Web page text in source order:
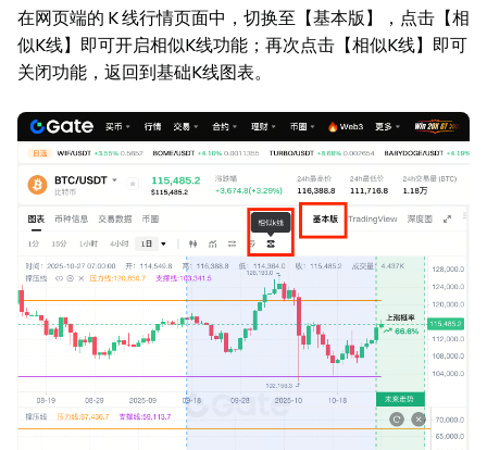
在网页端的 K 线行情页面中，切换至【基本版】，点击【相
似K线】即可开启相似K线功能；再次点击【相似K线】即可
关闭功能，返回到基础K线图表。